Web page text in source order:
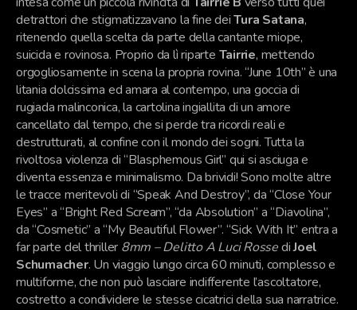
detrattori che stigmatizzavano la fine deiTura Satana,
ritenendo quella scelta da parte della cantante miope,
suicida e rovinosa. Proprio da lì riparte Tairrie, mettendo
orgogliosamente in scena la propria rovina. “June 10th” è una
litania dolcissima ed amara al contempo, una goccia di
rugiada malinconica, la cartolina ingiallita di un amore
cancellato dal tempo, che si perde tra ricordi reali e
destrutturati, al confine con il mondo dei sogni. Tutta la
rivoltosa violenza di “Blasphemous Girl” qui si asciuga e
diventa essenza e minimalismo. Da brividi! Sono molte altre
le tracce meritevoli di “Speak And Destroy”, da “Close Your
Eyes” a “Bright Red Scream”, “da Absolution” a “Diavolina”,
da “Cosmetic” a “My Beautiful Flower”. “Sick With It” entra a
far parte del thriller 8mm – Delitto A Luci RossediJoel
Schumacher. Un viaggio lungo circa 60 minuti, complesso e
multiforme, che non può lasciare indifferente l’ascoltatore,
costretto a condividere le stesse cicatrici della sua narratrice.